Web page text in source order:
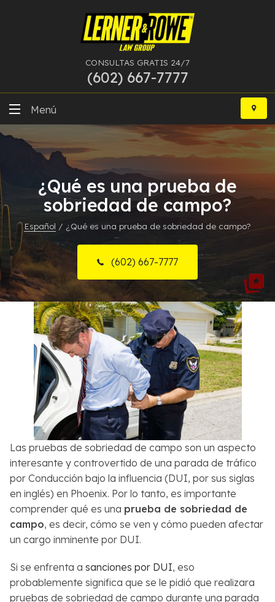
CONSULTAS GRATIS 24/7
(602) 667-7777
Ir
contenido
Menú
DUI
Delitos Graves
Bancarrota
Más Especialidades
Recursos
Sobre Nosotros
Contactos
English
Buscar
¿Qué es una prueba de
sobriedad de campo?
Español / ¿Qué es una prueba de sobriedad de campo?
(602) 667-7777
Las pruebas de sobriedad de campo son un aspecto
interesante y controvertido de una parada de tráfico
por Conducción bajo la influencia (DUI, por sus siglas
en inglés) en Phoenix. Por lo tanto, es importante
comprender qué es una prueba de sobriedad de
campo, es decir, cómo se ven y cómo pueden afectar
un cargo inminente por DUI.
Si se enfrenta a sanciones por DUI, eso
probablemente significa que se le pidió que realizara
pruebas de sobriedad de campo durante una parada